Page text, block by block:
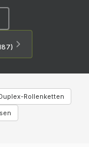
Rollenketten